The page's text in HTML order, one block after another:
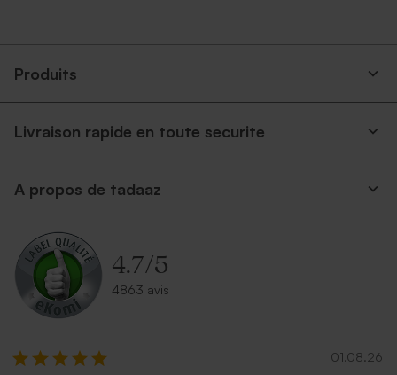
Produits
Livraison rapide en toute securite
A propos de tadaaz
4.7/5
4863 avis
01.08.26